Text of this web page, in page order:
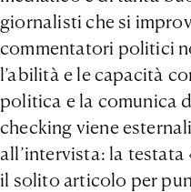
giornalisti che si
commentatori politici
l’abilità e le capacità
politica e la comunica
checking viene
all’intervista: la
il solito articolo per